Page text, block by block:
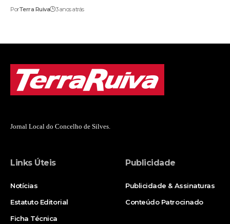
PorTerra Ruiva 3 anos atrás
Jornal Local do Concelho de Silves.
Links Úteis
Notícias
Estatuto Editorial
Ficha Técnica
Publicidade
Publicidade & Assinaturas
Conteúdo Patrocinado